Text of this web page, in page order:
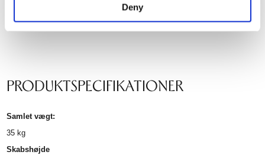
Deny
PRODUKTSPECIFIKATIONER
Samlet vægt:
35 kg
Skabshøjde